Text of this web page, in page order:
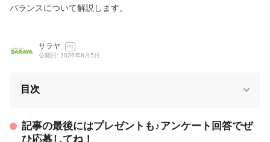
バランスについて解説します。
サラヤ PR
公開日: 2026年8月5日
目次
記事の最後にはプレゼントも♪アンケート回答でぜ
ひ応募してね！